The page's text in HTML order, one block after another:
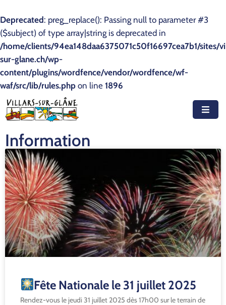
Deprecated: preg_replace(): Passing null to parameter #3
($subject) of type array|string is deprecated in
/home/clients/94ea148daa6375071c50f16697cea7b1/sites/
sur-glane.ch/wp-
content/plugins/wordfence/vendor/wordfence/wf-
waf/src/lib/rules.php on line 1896
Accueil
Actualités
Agenda
Autorités
Prestations
Documents
Découvrir
Emplois
Contact
Information
Fête Nationale le 31 juillet 2025
Rendez-vous le jeudi 31 juillet 2025 dès 17h00 sur le terrain de